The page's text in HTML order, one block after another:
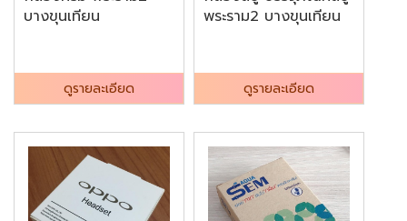
บางขุนเทียน
ดูรายละเอียด
พระราม2 บางขุนเทียน
ดูรายละเอียด